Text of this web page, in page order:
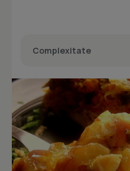
Complexitate